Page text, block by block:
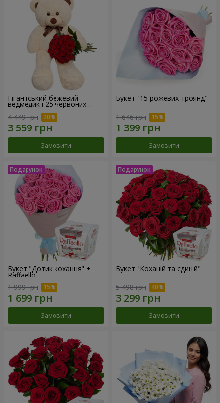
Гігантський бежевий
ведмедик і 25 червоних
троянд
4 449 грн
Замовити
Букет "15 рожевих троянд"
1 646 грн
Замовити
Букет "Дотик кохання" +
Raffaello
1 999 грн
Замовити
Букет "Коханій та єдиній"
5 498 грн
Замовити